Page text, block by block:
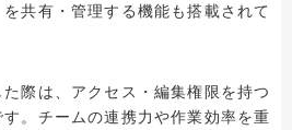
共有・管理する機能も搭載されて
際は、アクセス・編集権限を持つ
。チームの連携力や作業効率を重